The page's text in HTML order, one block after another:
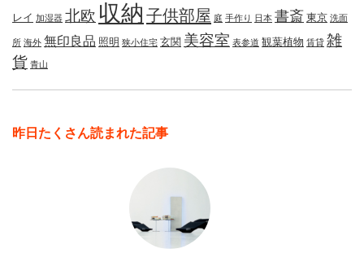
レイ 加湿器 北欧 収納 子供部屋 庭 手作り 日本 書斎 東京 洗面
所 海外 無印良品 照明 狭小住宅 玄関 美容室 表参道 観葉植物 賃貸 雑
貨 青山
昨日たくさん読まれた記事